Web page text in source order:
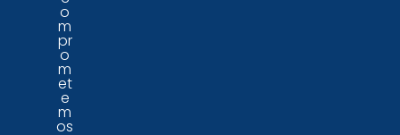
o
m
pr
o
m
et
e
m
os